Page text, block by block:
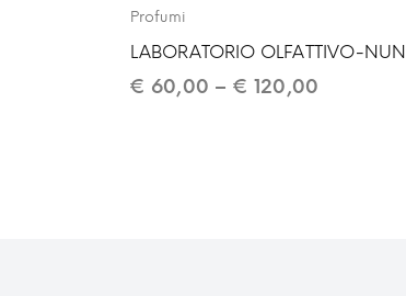
Profumi
LABORATORIO OLFATTIVO-NUN
€ 60,00 – € 120,00